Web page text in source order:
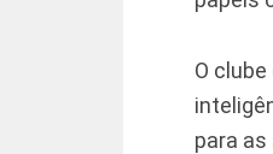
O
para